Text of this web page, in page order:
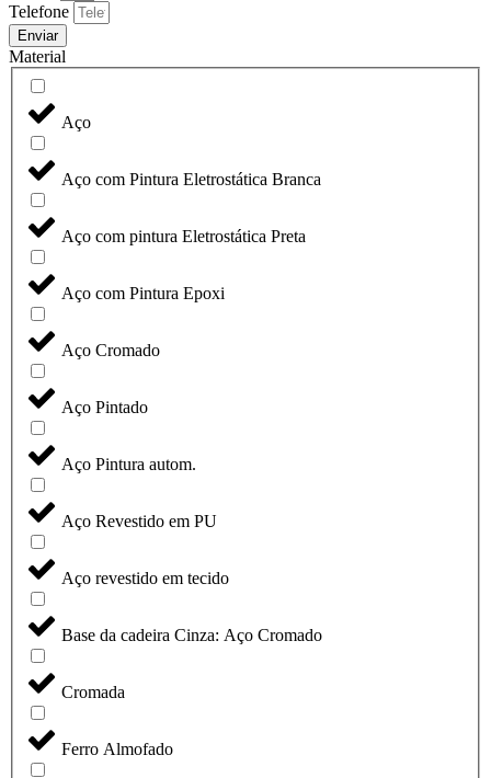
Telefone
Enviar
Material
Aço
Aço com Pintura Eletrostática Branca
Aço com pintura Eletrostática Preta
Aço com Pintura Epoxi
Aço Cromado
Aço Pintado
Aço Pintura autom.
Aço Revestido em PU
Aço revestido em tecido
Base da cadeira Cinza: Aço Cromado
Cromada
Ferro Almofado